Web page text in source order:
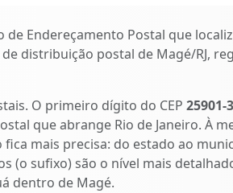
de Endereçamento Postal que
distribuição postal de Magé/RJ,
O primeiro dígito do CEP 25901-
que abrange Rio de Janeiro. À
mais precisa: do estado ao
(o sufixo) são o nível mais
dentro de Magé.